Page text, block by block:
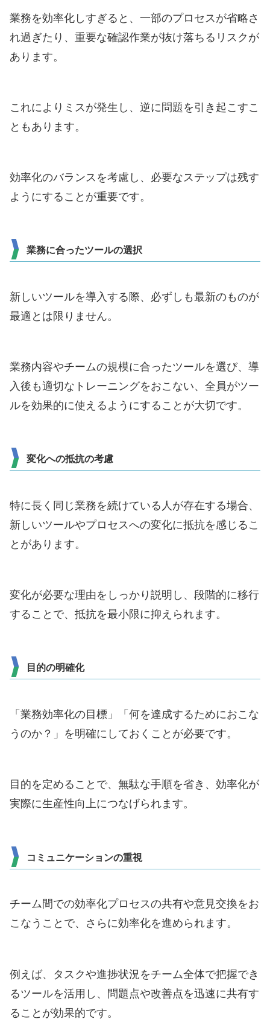
業務を効率化しすぎると、一部のプロセスが省略さ
れ過ぎたり、重要な確認作業が抜け落ちるリスクが
あります。
これによりミスが発生し、逆に問題を引き起こすこ
ともあります。
効率化のバランスを考慮し、必要なステップは残す
ようにすることが重要です。
業務に合ったツールの選択
新しいツールを導入する際、必ずしも最新のものが
最適とは限りません。
業務内容やチームの規模に合ったツールを選び、導
入後も適切なトレーニングをおこない、全員がツー
ルを効果的に使えるようにすることが大切です。
変化への抵抗の考慮
特に長く同じ業務を続けている人が存在する場合、
新しいツールやプロセスへの変化に抵抗を感じるこ
とがあります。
変化が必要な理由をしっかり説明し、段階的に移行
することで、抵抗を最小限に抑えられます。
目的の明確化
「業務効率化の目標」「何を達成するためにおこな
うのか？」を明確にしておくことが必要です。
目的を定めることで、無駄な手順を省き、効率化が
実際に生産性向上につなげられます。
コミュニケーションの重視
チーム間での効率化プロセスの共有や意見交換をお
こなうことで、さらに効率化を進められます。
例えば、タスクや進捗状況をチーム全体で把握でき
るツールを活用し、問題点や改善点を迅速に共有す
ることが効果的です。